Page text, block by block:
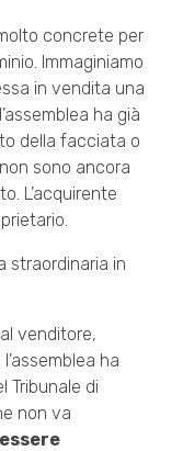
concrete per
Immaginiamo
in vendita una
ha già
della facciata o
sono ancora
L’acquirente
straordinaria in
venditore,
ha
Tribunale di
non va